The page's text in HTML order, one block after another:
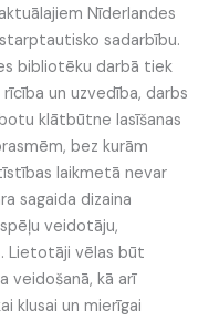
Nīderlandes
sadarbību.
bibliotēku darbā tiek
un uzvedība, darbs
klātbūtne lasīšanas
bez kurām
laikmetā nevar
sagaida dizaina
veidotāju,
Lietotāji vēlas būt
veidošanā, kā arī
klusai un mierīgai